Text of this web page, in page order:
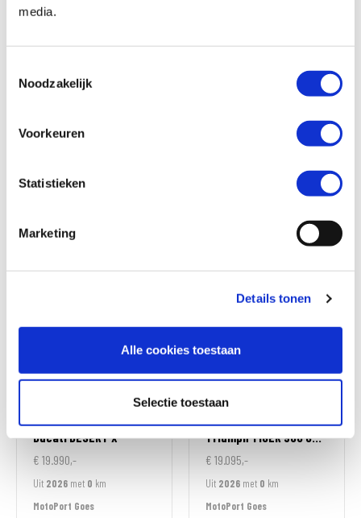
media.
Noodzakelijk
Voorkeuren
Statistieken
Marketing
Details tonen
Alle cookies toestaan
Selectie toestaan
Uit2026
MotoPort Wormerveer
MotoPort Wormerveer
DucatiDESERT X
€ 19.990,-
Uit 2026 met 0 km
MotoPort Goes
TriumphTIGER 900 GT ALPINE EDITION
€ 19.095,-
Uit 2026 met 0 km
MotoPort Goes